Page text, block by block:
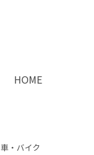
HOME
車・バイク